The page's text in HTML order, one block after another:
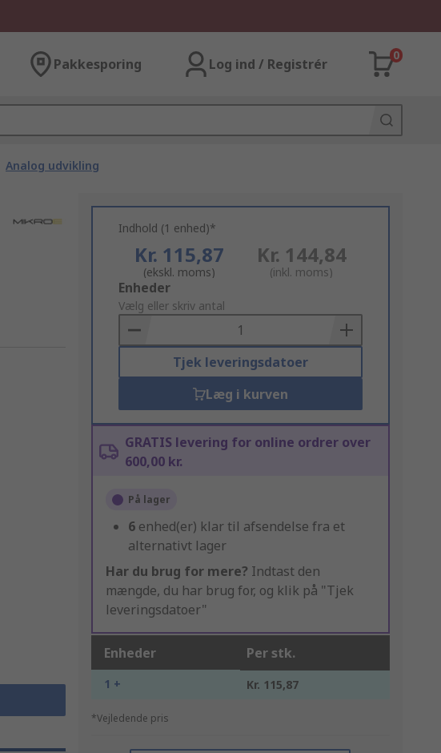
Pakkesporing Log ind / Registrér
0
Analog udvikling
Indhold (1 enhed)*
Kr. 115,87
(ekskl. moms)
Kr. 144,84
(inkl. moms)
Add
to
Basket
Enheder
Vælg eller skriv antal
Tjek leveringsdatoer
Læg i kurven
GRATIS levering for online ordrer over
600,00 kr.
På lager
6 enhed(er) klar til afsendelse fra et
alternativt lager
Har du brug for mere? Indtast den
mængde, du har brug for, og klik på "Tjek
leveringsdatoer"
Enheder Per stk.
1 + Kr. 115,87
*Vejledende pris